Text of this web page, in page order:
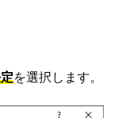
を選択します。